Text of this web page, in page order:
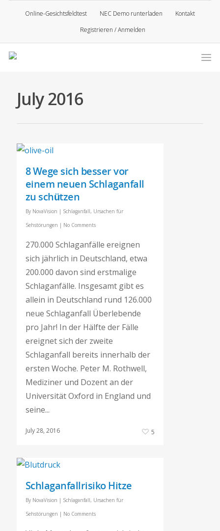
Online-Gesichtsfeldtest NEC Demo runterladen
Kontakt
Registrieren / Anmelden
July 2016
8 Wege sich besser vor
einem neuen Schlaganfall
zu schützen
By NovaVision | Schlaganfall, Ursachen für
Sehstörungen | No Comments
270.000 Schlaganfälle ereignen
sich jährlich in Deutschland, etwa
200.000 davon sind erstmalige
Schlaganfälle. Insgesamt gibt es
allein in Deutschland rund 126.000
neue Schlaganfall Überlebende
pro Jahr! In der Hälfte der Fälle
ereignet sich der zweite
Schlaganfall bereits innerhalb der
ersten Woche. Peter M. Rothwell,
Mediziner und Dozent an der
Universität Oxford in England und
seine...
July 28, 2016 5
Schlaganfallrisiko Hitze
By NovaVision | Schlaganfall, Ursachen für
Sehstörungen | No Comments